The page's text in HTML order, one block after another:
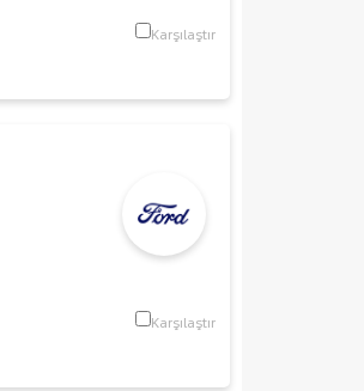
Karşılaştır
Karşılaştır